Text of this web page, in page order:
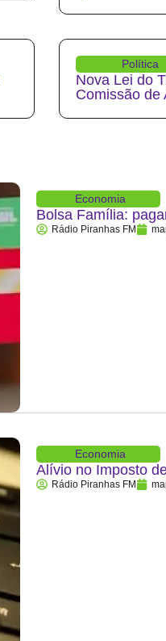
Política
Nova Lei do
Comissão de
Economia
Bolsa Família:
Rádio Piranhas FM
Economia
Alívio no Imposto
Rádio Piranhas FM